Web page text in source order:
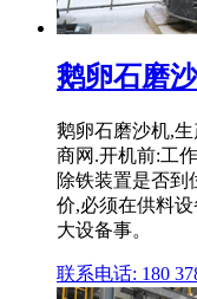
鹅卵石磨
鹅卵石磨沙机,
商网.开机前:工
除铁装置是否到
价,必须在供料
大设备事。
联系电话: 180